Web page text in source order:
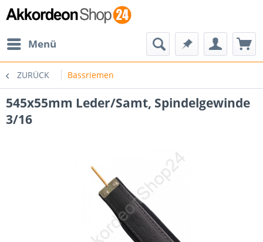
Menü
ZURÜCK Bassriemen
545x55mm Leder/Samt, Spindelgewinde
3/16